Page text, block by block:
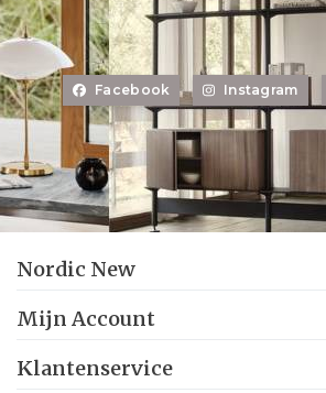
Facebook Instagram
Nordic New
Mijn Account
Klantenservice